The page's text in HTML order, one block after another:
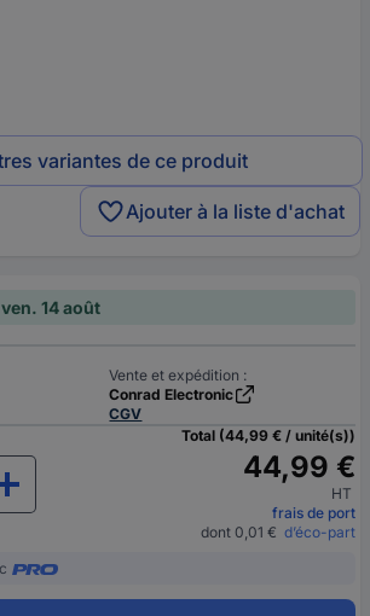
variantes de ce produit
Ajouter à la liste d'achat
14 août
Vente et expédition :
Conrad Electronic
CGV
Total (44,99 € / unité(s))
44,99 €
HT
frais de port
dont 0,01 € d’éco-part